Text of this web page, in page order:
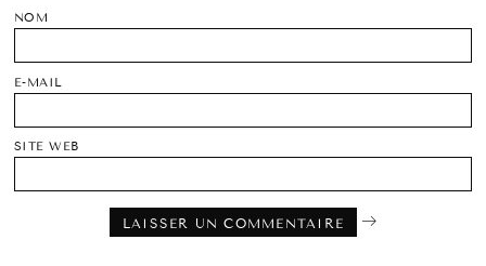
NOM
E-MAIL
SITE WEB